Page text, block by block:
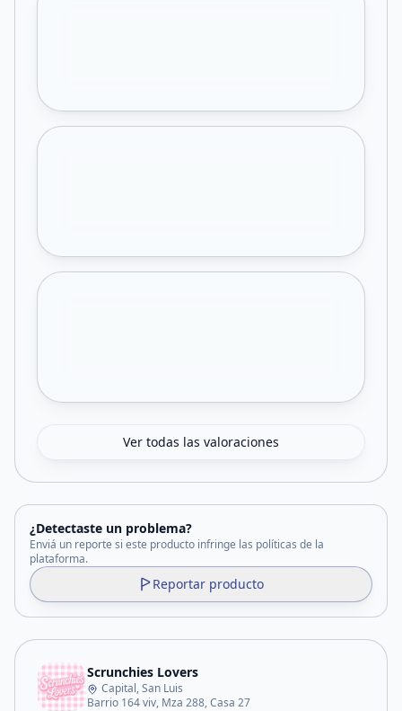
Ver todas las valoraciones
¿Detectaste un problema?
Enviá un reporte si este producto infringe las políticas de la
plataforma.
Reportar producto
Scrunchies Lovers
Capital, San Luis
Barrio 164 viv, Mza 288, Casa 27